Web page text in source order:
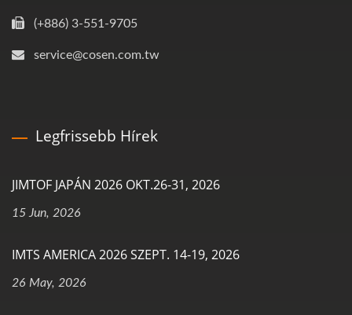
(+886) 3-551-9705
service@cosen.com.tw
Legfrissebb Hírek
JIMTOF JAPÁN 2026 OKT.26-31, 2026
15 Jun, 2026
IMTS AMERICA 2026 SZEPT. 14-19, 2026
26 May, 2026